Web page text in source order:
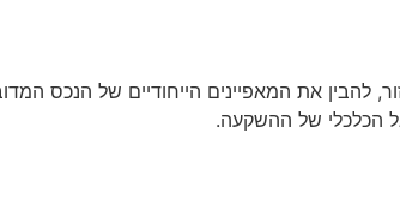
את המאפיינים הייחודיים של הנכס
הכלכלי של ההשקעה.